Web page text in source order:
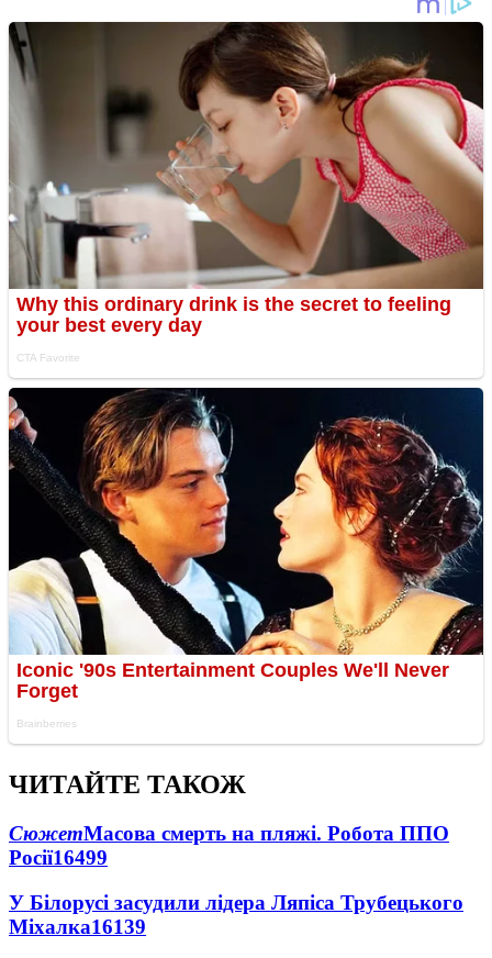
ЧИТАЙТЕ ТАКОЖ
СюжетМасова смерть на пляжі. Робота ППО
Росії16499
У Білорусі засудили лідера Ляпіса Трубецького
Міхалка16139